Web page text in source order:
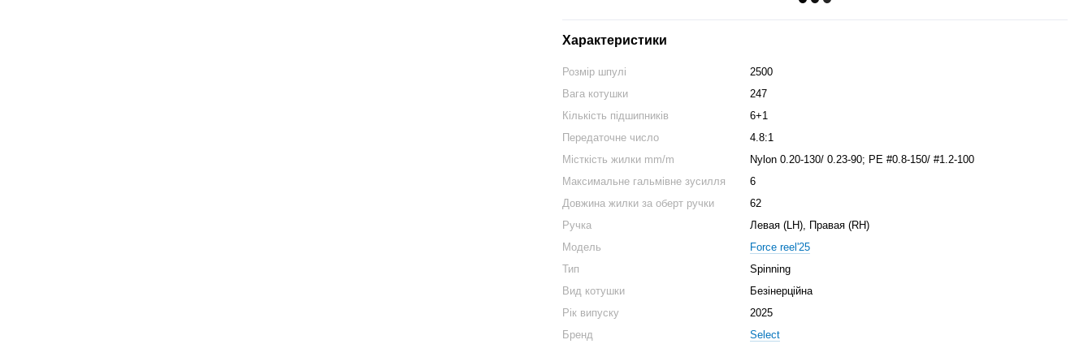
Характеристики
Розмір шпулі
2500
Вага котушки
247
Кількість підшипників
6+1
Передаточне число
4.8:1
Місткість жилки mm/m
Nylon 0.20-130/ 0.23-90; PE #0.8-150/ #1.2-100
Максимальне гальмівне зусилля
6
Довжина жилки за оберт ручки
62
Ручка
Левая (LH), Правая (RH)
Модель
Force reel'25
Тип
Spinning
Вид котушки
Безінерційна
Рік випуску
2025
Бренд
Select